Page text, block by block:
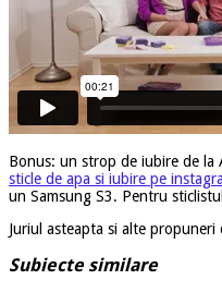
Bonus: un strop de iubire de la
sticle de apa si iubire pe
un Samsung S3. Pentru
Juriul asteapta si alte propuneri
Subiecte similare